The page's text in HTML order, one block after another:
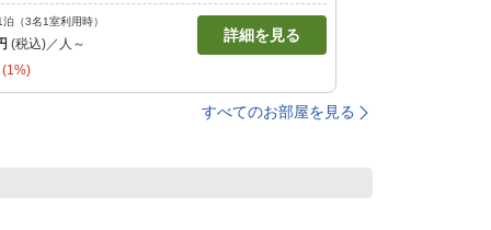
（3名1室利用時）
(税込)／人～ 詳細を見る
(1%)
すべてのお部屋を見る